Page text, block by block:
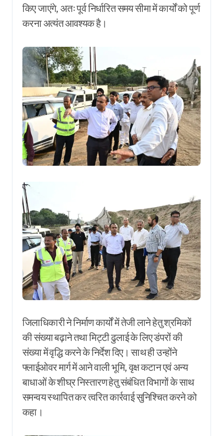
किए जाएंगे, अतः पूर्व निर्धारित समय सीमा में कार्यों को पूर्ण
करना अत्यंत आवश्यक है।
जिलाधिकारी ने निर्माण कार्यों में तेजी लाने हेतु श्रमिकों
की संख्या बढ़ाने तथा मिट्टी ढुलाई के लिए डंपरों की
संख्या में वृद्धि करने के निर्देश दिए। साथ ही उन्होंने
फ्लाईओवर मार्ग में आने वाली भूमि, वृक्ष कटान एवं अन्य
बाधाओं के शीघ्र निस्तारण हेतु संबंधित विभागों के साथ
समन्वय स्थापित कर त्वरित कार्रवाई सुनिश्चित करने को
कहा।